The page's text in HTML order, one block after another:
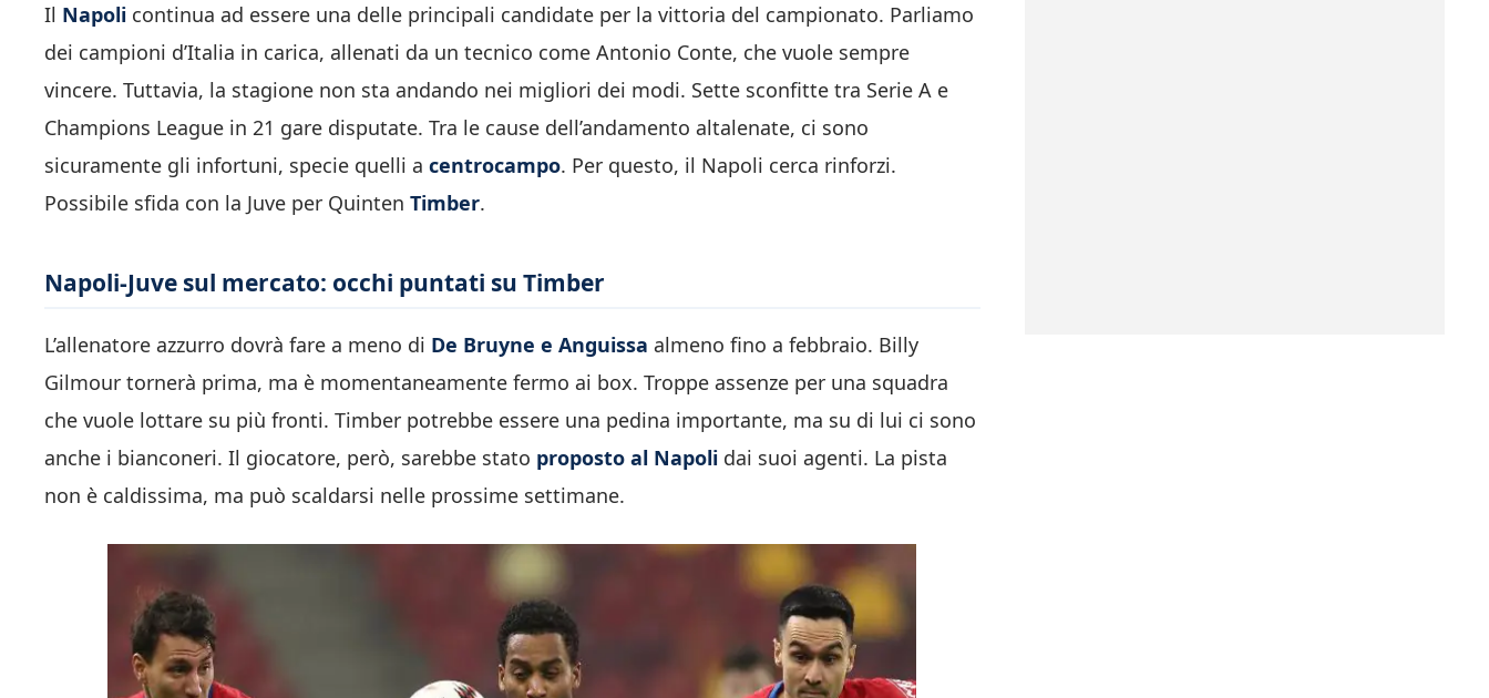
Il Napoli continua ad essere una delle principali candidate per la vittoria del campionato. Parliamo
dei campioni d’Italia in carica, allenati da un tecnico come Antonio Conte, che vuole sempre
vincere. Tuttavia, la stagione non sta andando nei migliori dei modi. Sette sconfitte tra Serie A e
Champions League in 21 gare disputate. Tra le cause dell’andamento altalenate, ci sono
sicuramente gli infortuni, specie quelli a centrocampo. Per questo, il Napoli cerca rinforzi.
Possibile sfida con la Juve per Quinten Timber.
Napoli-Juve sul mercato: occhi puntati su Timber
L’allenatore azzurro dovrà fare a meno di De Bruyne e Anguissa almeno fino a febbraio. Billy
Gilmour tornerà prima, ma è momentaneamente fermo ai box. Troppe assenze per una squadra
che vuole lottare su più fronti. Timber potrebbe essere una pedina importante, ma su di lui ci sono
anche i bianconeri. Il giocatore, però, sarebbe stato proposto al Napoli dai suoi agenti. La pista
non è caldissima, ma può scaldarsi nelle prossime settimane.